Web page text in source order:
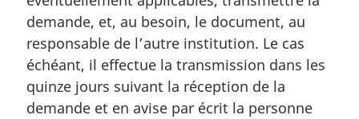
i
n
a
e
:
demande, et, au besoin, le document, au
responsable de l’autre institution. Le cas
échéant, il effectue la transmission dans les
quinze jours suivant la réception de la
demande et en avise par écrit la personne